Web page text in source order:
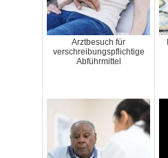
Arztbesuch für
verschreibungspflichtige
Abführmittel